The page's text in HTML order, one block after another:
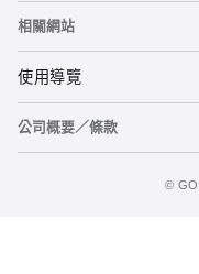
預購期間：2023年08月06
2023年10月發售・每人限購
2023年10月發售・每人限
相關網站
黏土人
黏土人臉部製造機（英文）
使用導覽
重要公告
公司概要／條款
©️